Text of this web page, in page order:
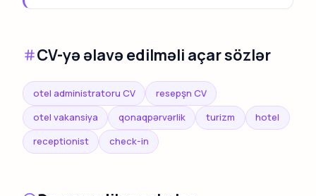
CV-yə əlavə edilməli açar sözlər
otel administratoru CV
resepşn CV
otel vakansiya
qonaqpərvərlik turizm
hotel
receptionist
check-in